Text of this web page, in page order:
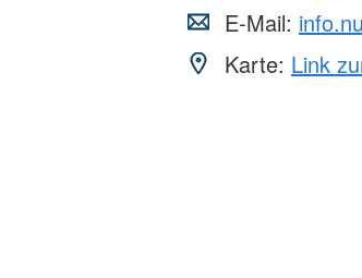
E-Mail:
Karte: Link